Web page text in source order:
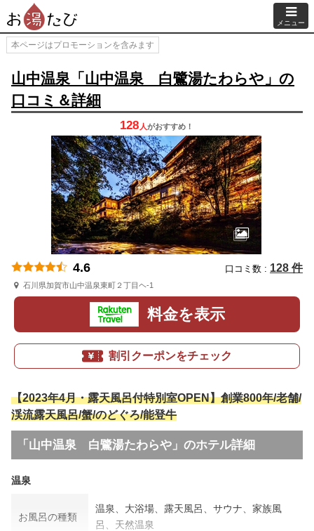
メニュー
本ページはプロモーションを含みます
山中温泉「山中温泉 白鷺湯たわらや」の
口コミ＆詳細
128 人がおすすめ！
4.6 口コミ数 : 128 件
石川県加賀市山中温泉東町２丁目ヘ-1
料金を表示
割引クーポンをチェック
【2023年4月・露天風呂付特別室OPEN】創業800年/老舗/
渓流露天風呂/蟹/のどぐろ/能登牛
「山中温泉 白鷺湯たわらや」のホテル詳細
温泉
お風呂の種類
温泉、大浴場、露天風呂、サウナ、家族風
呂、天然温泉